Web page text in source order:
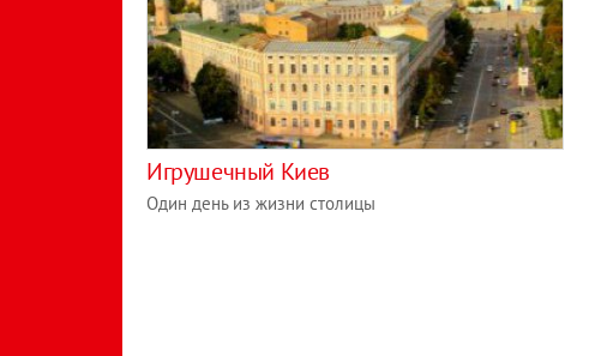
Игрушечный Киев
Один день из жизни столицы